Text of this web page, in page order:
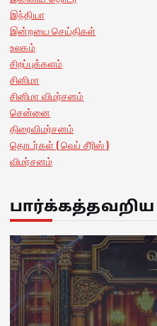
இந்தியா
இன்றயை செய்திகள்
உலகம்
சிறப்புக்களம்
சினிமா
சினிமா விமர்சனம்
சென்னை
திரைவிமர்சனம்
தொடர்கள் ( வெப் சீரிஸ் )
விமர்சனம்